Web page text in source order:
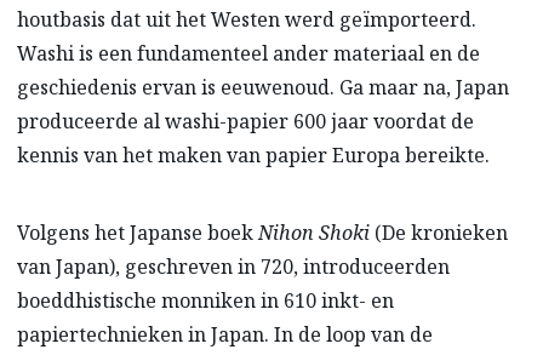
houtbasis dat uit het Westen werd geïmporteerd.
Washi is een fundamenteel ander materiaal en de
geschiedenis ervan is eeuwenoud. Ga maar na, Japan
produceerde al washi-papier 600 jaar voordat de
kennis van het maken van papier Europa bereikte.
Volgens het Japanse boekNihon Shoki (De kronieken
van Japan), geschreven in 720, introduceerden
boeddhistische monniken in 610 inkt- en
papiertechnieken in Japan. In de loop van de